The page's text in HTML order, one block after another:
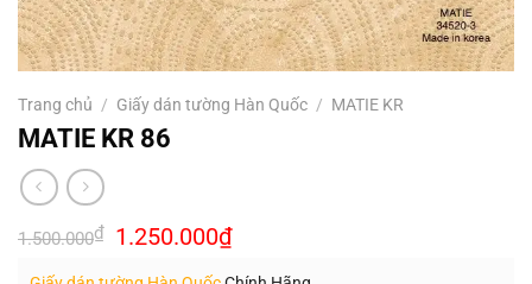
Trang chủ / Giấy dán tường Hàn Quốc / MATIE KR
MATIE KR 86
1.500.000₫ Giá
gốc
1.250.000₫Giá
hiện